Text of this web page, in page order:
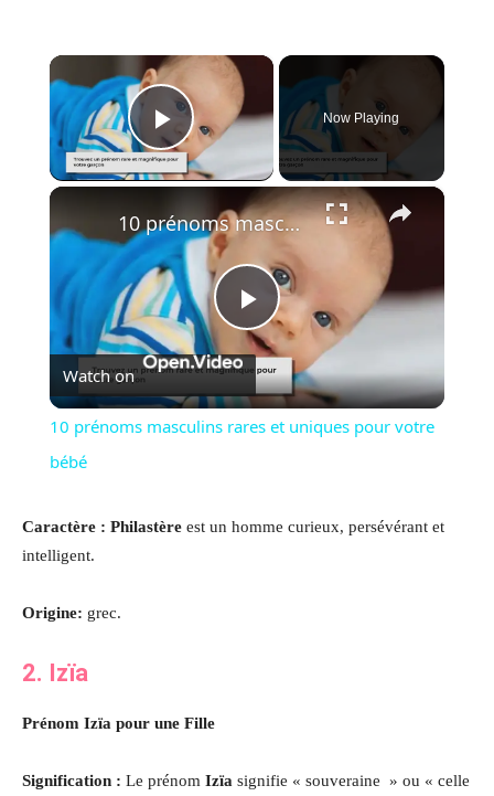
×
Play Video
Now Playing
×
Play
Video
10 prénoms masculins rares et uniques pour votre bébé
Watch on
10 prénoms masculins rares et uniques pour votre
bébé
Caractère : Philastère est un homme curieux, persévérant et
intelligent.
Origine: grec.
2. Izïa
Prénom Izïa pour une Fille
Signification : Le prénom Izïa signifie « souveraine » ou « celle